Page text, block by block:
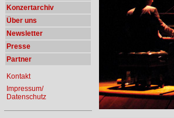
Konzertarchiv
Über uns
Newsletter
Presse
Partner
Kontakt
Impressum/
Datenschutz